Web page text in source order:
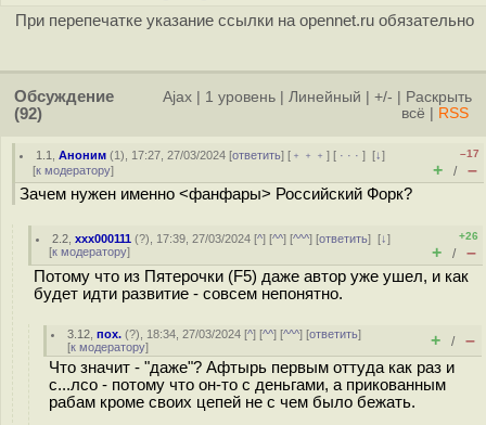
При перепечатке указание ссылки на opennet.ru обязательно
Обсуждение
(92)
Ajax 1 уровень Линейный +/-
Раскрыть
всё
RSS
1.1 ,Аноним (1), 17:27, 27/03/2024 [ответить] [ ﹢﹢﹢] [ · · ·][↓]
[к модератору]
–17
+ / –
Зачем нужен именно <фанфары> Российский Форк?
2.2 ,xxx000111 (?), 17:39, 27/03/2024 [^] [^^] [^^^] [ответить][↓]
[к модератору]
+26
+ / –
Потому что из Пятерочки (F5) даже автор уже ушел, и как
будет идти развитие - совсем непонятно.
3.12 ,пох. (?), 18:34, 27/03/2024 [^] [^^] [^^^] [ответить]
[к модератору] + / –
Что значит - "даже"? Афтырь первым оттуда как раз и
с...лсо - потому что он-то с деньгами, а прикованным
рабам кроме своих цепей не с чем было бежать.